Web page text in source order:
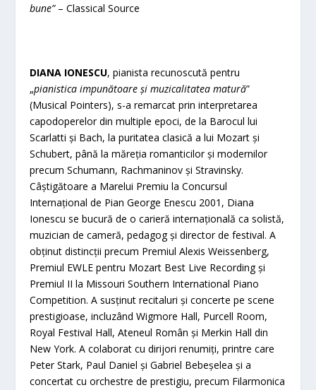
bune” – Classical Source
DIANA IONESCU, pianista recunoscută pentru
„pianistica impunătoare și muzicalitatea matură”
(Musical Pointers), s-a remarcat prin interpretarea
capodoperelor din multiple epoci, de la Barocul lui
Scarlatti și Bach, la puritatea clasică a lui Mozart și
Schubert, până la măreția romanticilor și modernilor
precum Schumann, Rachmaninov și Stravinsky.
Câștigătoare a Marelui Premiu la Concursul
Internațional de Pian George Enescu 2001, Diana
Ionescu se bucură de o carieră internațională ca solistă,
muzician de cameră, pedagog și director de festival. A
obținut distincții precum Premiul Alexis Weissenberg,
Premiul EWLE pentru Mozart Best Live Recording și
Premiul II la Missouri Southern International Piano
Competition. A susținut recitaluri și concerte pe scene
prestigioase, incluzând Wigmore Hall, Purcell Room,
Royal Festival Hall, Ateneul Român și Merkin Hall din
New York. A colaborat cu dirijori renumiți, printre care
Peter Stark, Paul Daniel și Gabriel Bebeșelea și a
concertat cu orchestre de prestigiu, precum Filarmonica